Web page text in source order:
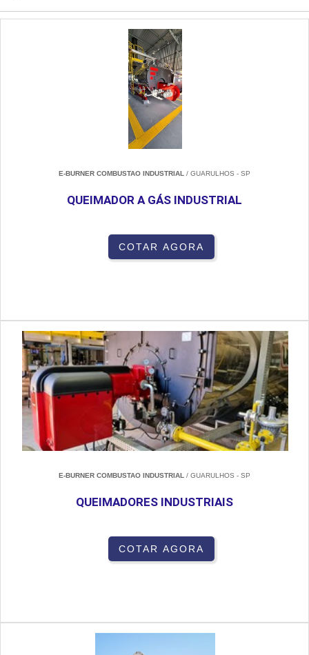
E-BURNER COMBUSTAO INDUSTRIAL / GUARULHOS - SP
QUEIMADOR A GÁS INDUSTRIAL
COTAR AGORA
E-BURNER COMBUSTAO INDUSTRIAL / GUARULHOS - SP
QUEIMADORES INDUSTRIAIS
COTAR AGORA